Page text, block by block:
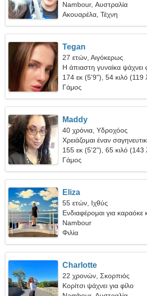
Nambour, Αυστραλία
Ακουαρέλα, Τέχνη
Tegan
27 ετών, Αιγόκερως
Η άπιαστη γυναίκα ψάχνει
174 εκ (5'9"), 54 κιλό (119
Γάμος
Maddy
40 χρόνια, Υδροχόος
Χρειάζομαι έναν
ταξιδέψω
155 εκ (5'2"), 65 κιλό (143
Γάμος
Eliza
55 ετών, Ιχθύς
Ενδιαφέρομαι για καραόκε
Nambour
Φιλία
Charlotte
22 χρονών, Σκορπιός
Κορίτσι ψάχνει για φίλο